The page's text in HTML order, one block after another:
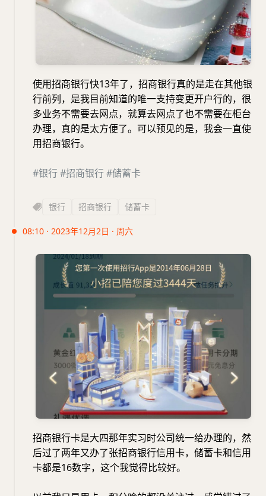
使用招商银行快13年了，招商银行真的是走在其他银
行前列，是我目前知道的唯一支持变更开户行的，很
多业务不需要去网点，就算去网点了也不需要在柜台
办理，真的是太方便了。可以预见的是，我会一直使
用招商银行。
#银行#招商银行#储蓄卡
银行 招商银行 储蓄卡
08:10 · 2023年12月2日 · 周六
招商银行卡是大四那年实习时公司统一给办理的，然
后过了两年又办了张招商银行信用卡，储蓄卡和信用
卡都是16数字，这个我觉得比较好。